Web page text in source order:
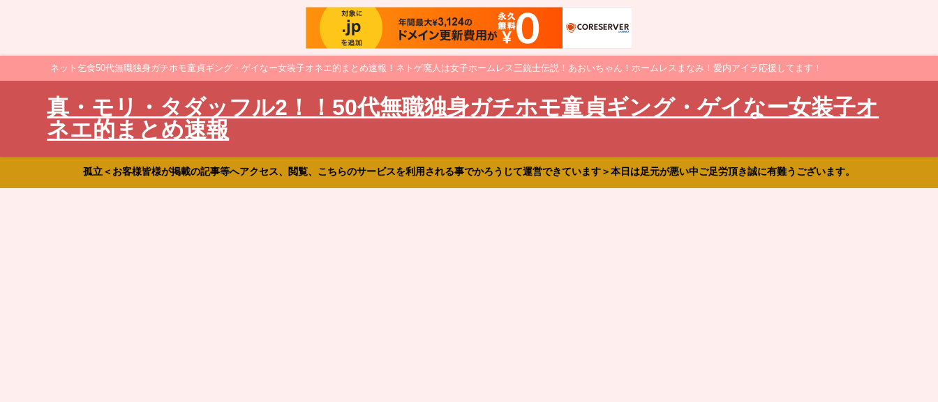
ネット乞食50代無職独身ガチホモ童貞ギング・ゲイなー女装子オネエ的まとめ速報！ネトゲ廃人は女子ホームレス三銃士伝説！あおいちゃん！ホームレスまなみ！愛内アイラ応援してます！
真・モリ・タダッフル2！！50代無職独身ガチホモ童貞ギング・ゲイなー女装子オ
ネエ的まとめ速報
孤立＜お客様皆様が掲載の記事等へアクセス、閲覧、こちらのサービスを利用される事でかろうじて運営できています＞本日は足元が悪い中ご足労頂き誠に有難うございます。